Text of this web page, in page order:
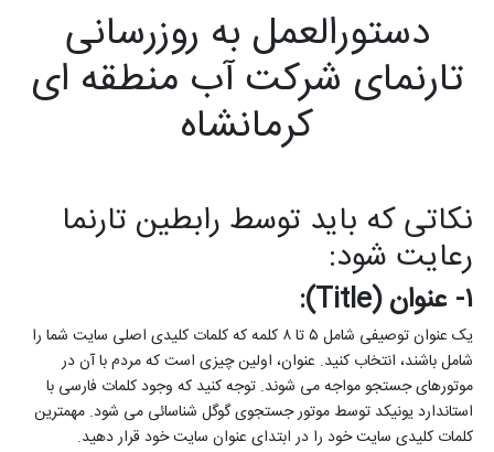
دستورالعمل به روزرسانی
تارنمای شرکت آب منطقه ای
کرمانشاه
نکاتی که باید توسط رابطین تارنما
رعایت شود:
۱- عنوان ( Title
):
یک عنوان توصیفی شامل ۵ تا ۸ کلمه که کلمات کلیدی اصلی سایت شما را
شامل باشند، انتخاب کنید. عنوان، اولین چیزی است که مردم با آن در
موتورهای جستجو مواجه می شوند. توجه کنید که وجود کلمات فارسی با
استاندارد یونیکد توسط موتور جستجوی گوگل شناسائی می شود. مهمترین
کلمات کلیدی سایت خود را در ابتدای عنوان سایت خود قرار دهید.